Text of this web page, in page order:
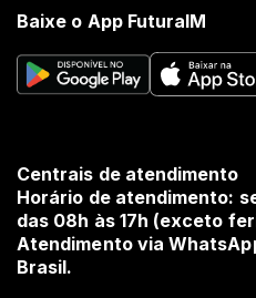
Baixe o App FuturaIM
Centrais de atendimento
Horário de atendimento:
das 08h às 17h (exceto
Atendimento via
Brasil.